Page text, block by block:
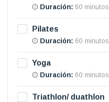
Duración: 60 minutos
Pilates
Duración: 60 minutos
Yoga
Duración: 60 minutos
Triathlon/ duathlon